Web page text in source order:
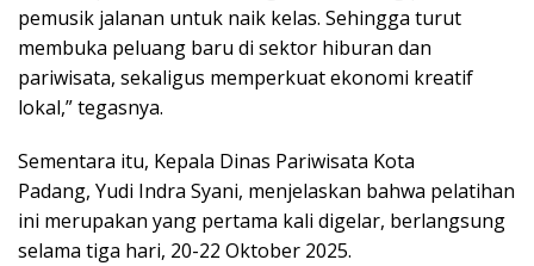
pemusik jalanan untuk naik kelas. Sehingga turut
membuka peluang baru di sektor hiburan dan
pariwisata, sekaligus memperkuat ekonomi kreatif
lokal,” tegasnya.
Sementara itu, Kepala Dinas Pariwisata Kota
Padang, Yudi Indra Syani, menjelaskan bahwa pelatihan
ini merupakan yang pertama kali digelar, berlangsung
selama tiga hari, 20-22 Oktober 2025.